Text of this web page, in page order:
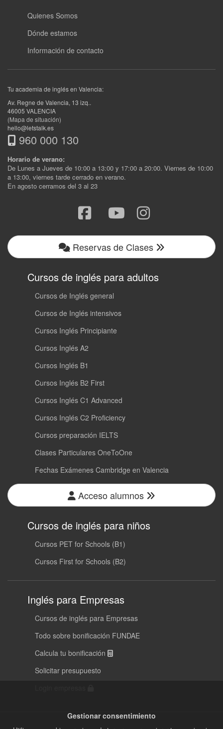
Quienes Somos
Dónde estamos
Información de contacto
Tu academia de inglés en Valencia:
Av. Regne de Valencia, 13 izq..
46005 VALENCIA
(Mapa de situación)
hello@letstalk.es
960 000 130
Horario de verano:
De Lunes a Jueves de 10:00 a 13:00 y 17:00 a 20:00. Viernes de 10:00
a 13:00, viernes tarde cerrado en verano.
En agosto cerramos del 3 al 23
Reservas de Clases
Cursos de inglés para adultos
Cursos de Inglés general
Cursos de Inglés intensivos
Cursos Inglés Principiante
Cursos Inglés A2
Cursos Inglés B1
Cursos Inglés B2 First
Cursos Inglés C1 Advanced
Cursos Inglés C2 Proficiency
Cursos preparación IELTS
Clases Particulares OneToOne
Fechas Exámenes Cambridge en Valencia
Acceso alumnos
Cursos de inglés para niños
Cursos PET for Schools (B1)
Cursos First for Schools (B2)
Inglés para Empresas
Cursos de inglés para Empresas
Todo sobre bonificación FUNDAE
Calcula tu bonificación
Solicitar presupuesto
Gestionar consentimiento